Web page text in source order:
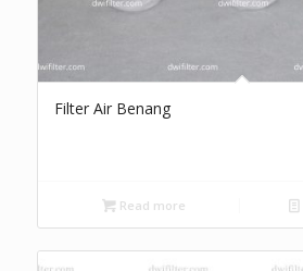
Filter Air Benang
Read more